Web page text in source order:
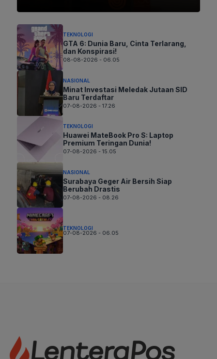
TEKNOLOGI
GTA 6: Dunia Baru, Cinta Terlarang,
dan Konspirasi!
08-08-2026 - 06.05
NASIONAL
Minat Investasi Meledak Jutaan SID
Baru Terdaftar
07-08-2026 - 17.26
TEKNOLOGI
Huawei MateBook Pro S: Laptop
Premium Teringan Dunia!
07-08-2026 - 15.05
NASIONAL
Surabaya Geger Air Bersih Siap
Berubah Drastis
07-08-2026 - 08.26
TEKNOLOGI
07-08-2026 - 06.05